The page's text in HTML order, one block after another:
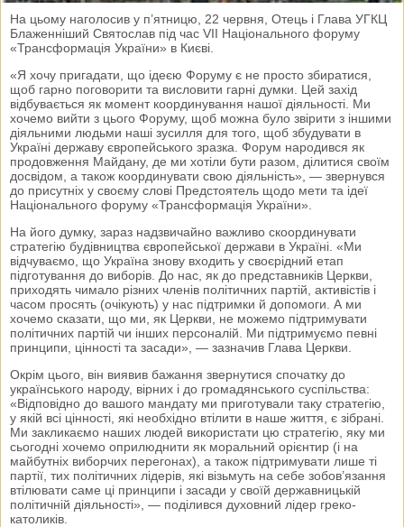
На цьому наголосив у п’ятницю, 22 червня, Отець і Глава УГКЦ
Блаженніший Святослав під час VII Національного форуму
«Трансформація України» в Києві.
«Я хочу пригадати, що ідеєю Форуму є не просто збиратися,
щоб гарно поговорити та висловити гарні думки. Цей захід
відбувається як момент координування нашої діяльності. Ми
хочемо вийти з цього Форуму, щоб можна було звірити з іншими
діяльними людьми наші зусилля для того, щоб збудувати в
Україні державу європейського зразка. Форум народився як
продовження Майдану, де ми хотіли бути разом, ділитися своїм
досвідом, а також координувати свою діяльність», — звернувся
до присутніх у своєму слові Предстоятель щодо мети та ідеї
Національного форуму «Трансформація України».
На його думку, зараз надзвичайно важливо скоординувати
стратегію будівництва європейської держави в Україні. «Ми
відчуваємо, що Україна знову входить у своєрідний етап
підготування до виборів. До нас, як до представників Церкви,
приходять чимало різних членів політичних партій, активістів і
часом просять (очікують) у нас підтримки й допомоги. А ми
хочемо сказати, що ми, як Церкви, не можемо підтримувати
політичних партій чи інших персоналій. Ми підтримуємо певні
принципи, цінності та засади», — зазначив Глава Церкви.
Окрім цього, він виявив бажання звернутися спочатку до
українського народу, вірних і до громадянського суспільства:
«Відповідно до вашого мандату ми приготували таку стратегію,
у якій всі цінності, які необхідно втілити в наше життя, є зібрані.
Ми закликаємо наших людей використати цю стратегію, яку ми
сьогодні хочемо оприлюднити як моральний орієнтир (і на
майбутніх виборчих перегонах), а також підтримувати лише ті
партії, тих політичних лідерів, які візьмуть на себе зобов’язання
втілювати саме ці принципи і засади у своїй державницькій
політичній діяльності», — поділився духовний лідер греко-
католиків.